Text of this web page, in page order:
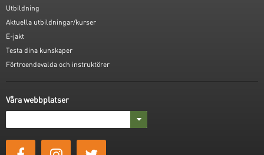
Utbildning
Aktuella utbildningar/kurser
E-jakt
Testa dina kunskaper
Förtroendevalda och instruktörer
Våra webbplatser